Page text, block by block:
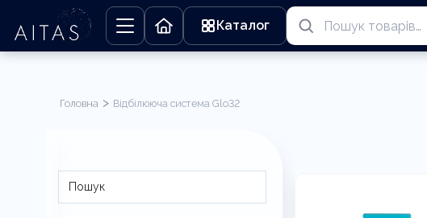
Каталог
Головна > Відбілююча система Glo32